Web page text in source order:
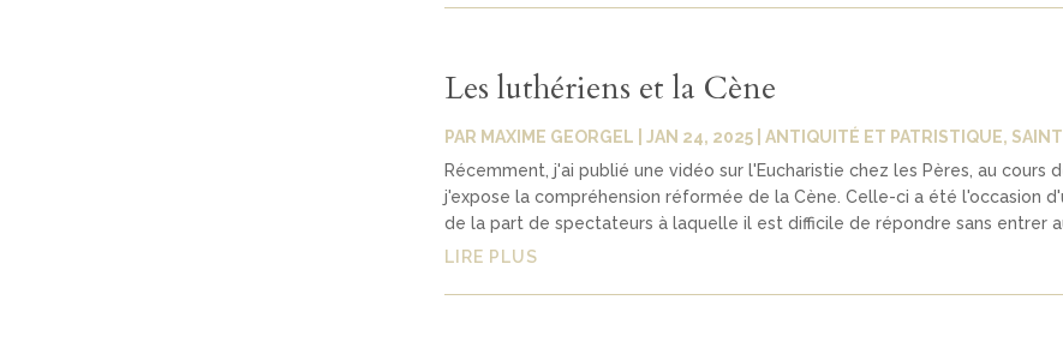
Les luthériens et la Cène
PAR MAXIME GEORGEL JAN 24, 2025| ANTIQUITÉ ET PATRISTIQUE,
Récemment, j'ai publié une vidéo sur l'Eucharistie chez les Pères, au cours
j'expose la compréhension réformée de la Cène. Celle-ci a été l'occasion
de la part de spectateurs à laquelle il est difficile de répondre sans entrer
LIRE PLUS